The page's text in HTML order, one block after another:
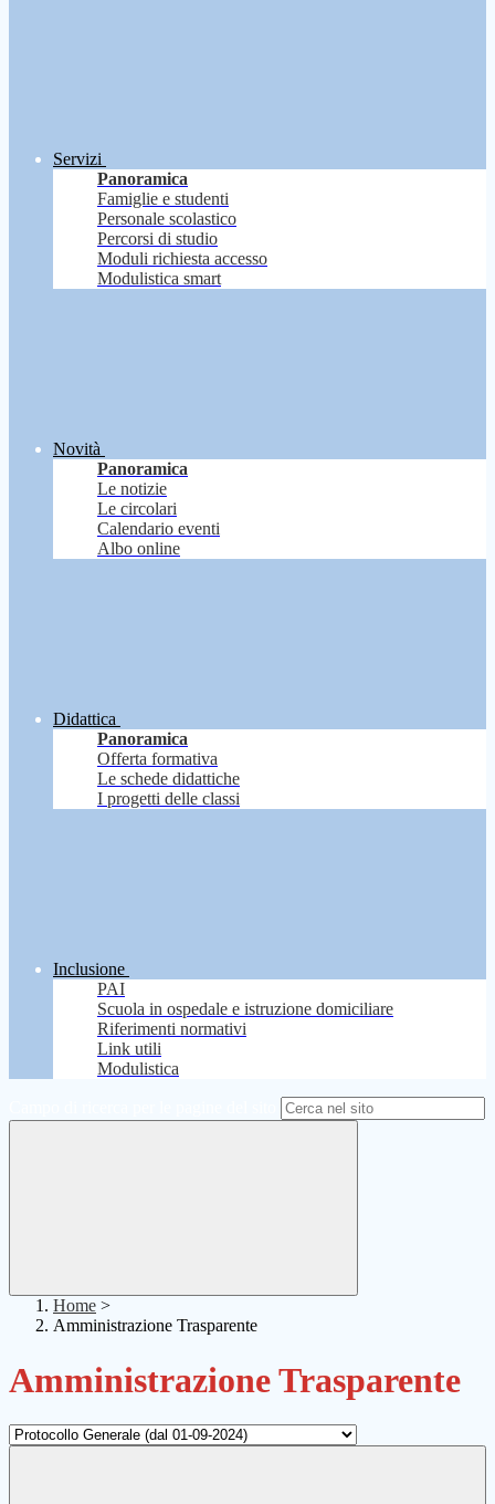
Servizi
Panoramica
Famiglie e studenti
Personale scolastico
Percorsi di studio
Moduli richiesta accesso
Modulistica smart
Novità
Panoramica
Le notizie
Le circolari
Calendario eventi
Albo online
Didattica
Panoramica
Offerta formativa
Le schede didattiche
I progetti delle classi
Inclusione
PAI
Scuola in ospedale e istruzione domiciliare
Riferimenti normativi
Link utili
Modulistica
Home >
Amministrazione Trasparente
Amministrazione Trasparente